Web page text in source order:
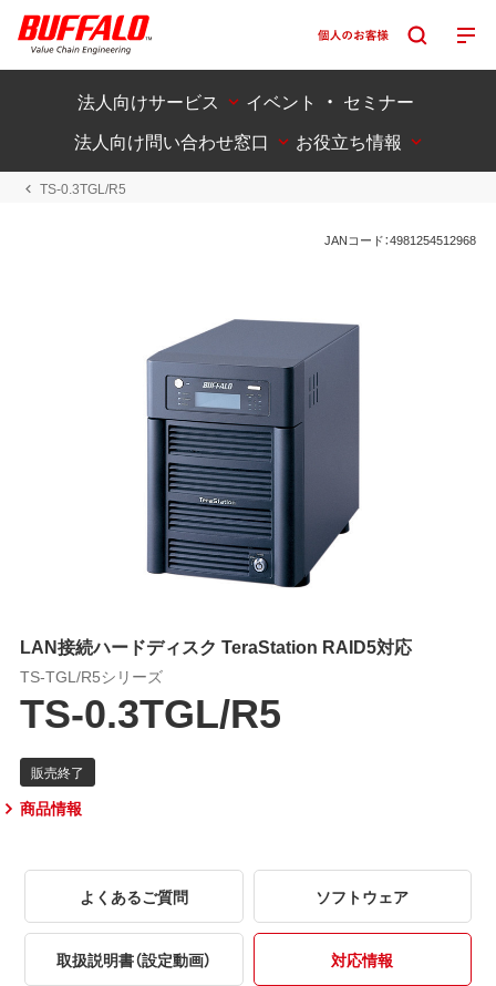
法人向けサービス
イベント ・ セミナー
法人向け問い合わせ窓口
お役立ち情報
TS-0.3TGL/R5
JANコード：4981254512968
LAN接続ハードディスク TeraStation RAID5対応
TS-TGL/R5シリーズ
TS-0.3TGL/R5
商品情報
よくあるご質問 ソフトウェア
取扱説明書（設定動画） 対応情報